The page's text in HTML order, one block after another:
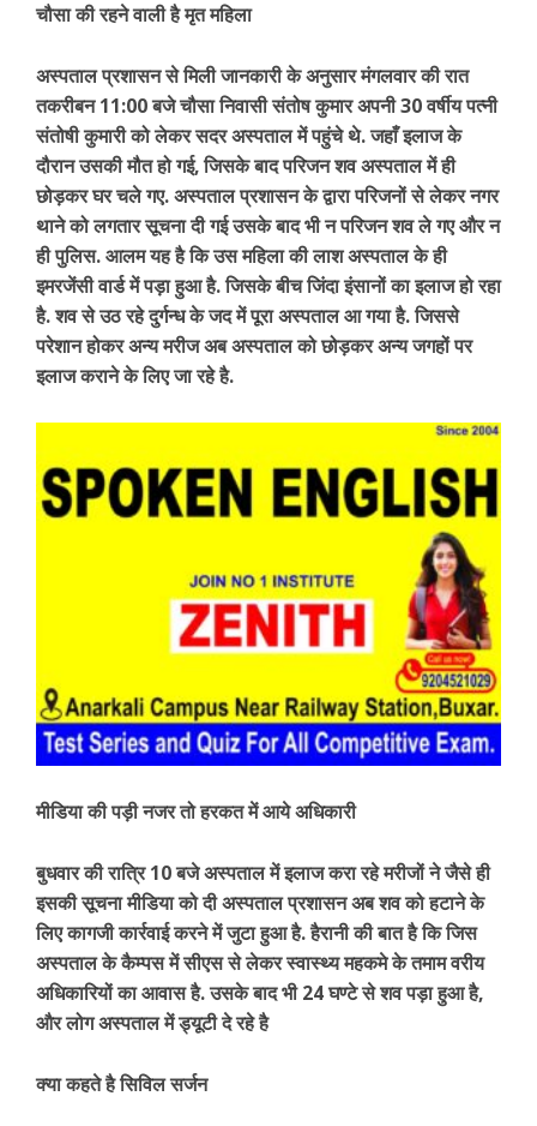
चौसा की रहने वाली है मृत महिला
अस्पताल प्रशासन से मिली जानकारी के अनुसार मंगलवार की रात
तकरीबन 11:00 बजे चौसा निवासी संतोष कुमार अपनी 30 वर्षीय पत्नी
संतोषी कुमारी को लेकर सदर अस्पताल में पहुंचे थे. जहाँ इलाज के
दौरान उसकी मौत हो गई, जिसके बाद परिजन शव अस्पताल में ही
छोड़कर घर चले गए. अस्पताल प्रशासन के द्वारा परिजनों से लेकर नगर
थाने को लगतार सूचना दी गई उसके बाद भी न परिजन शव ले गए और न
ही पुलिस. आलम यह है कि उस महिला की लाश अस्पताल के ही
इमरजेंसी वार्ड में पड़ा हुआ है. जिसके बीच जिंदा इंसानों का इलाज हो रहा
है. शव से उठ रहे दुर्गन्ध के जद में पूरा अस्पताल आ गया है. जिससे
परेशान होकर अन्य मरीज अब अस्पताल को छोड़कर अन्य जगहों पर
इलाज कराने के लिए जा रहे है.
मीडिया की पड़ी नजर तो हरकत में आये अधिकारी
बुधवार की रात्रि 10 बजे अस्पताल में इलाज करा रहे मरीजों ने जैसे ही
इसकी सूचना मीडिया को दी अस्पताल प्रशासन अब शव को हटाने के
लिए कागजी कार्रवाई करने में जुटा हुआ है. हैरानी की बात है कि जिस
अस्पताल के कैम्पस में सीएस से लेकर स्वास्थ्य महकमे के तमाम वरीय
अधिकारियों का आवास है. उसके बाद भी 24 घण्टे से शव पड़ा हुआ है,
और लोग अस्पताल में ड्यूटी दे रहे है
क्या कहते है सिविल सर्जन